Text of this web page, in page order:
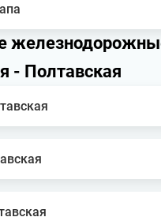
- Полтавская